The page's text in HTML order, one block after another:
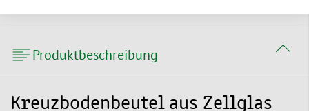
Produktbeschreibung
Kreuzbodenbeutel aus Zellglas